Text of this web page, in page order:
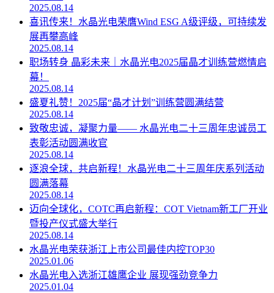
2025.08.14
喜讯传来！水晶光电荣膺Wind ESG A级评级，可持续发
展再攀高峰
2025.08.14
职场转身 晶彩未来｜水晶光电2025届晶才训练营燃情启
幕！
2025.08.14
盛夏礼赞！2025届“晶才计划”训练营圆满结营
2025.08.14
致敬忠诚，凝聚力量—— 水晶光电二十三周年忠诚员工
表彰活动圆满收官
2025.08.14
逐浪全球，共启新程！水晶光电二十三周年庆系列活动
圆满落幕
2025.08.14
迈向全球化，COTC再启新程：COT Vietnam新工厂开业
暨投产仪式盛大举行
2025.08.14
水晶光电荣获浙江上市公司最佳内控TOP30
2025.01.06
水晶光电入选浙江雄鹰企业 展现强劲竞争力
2025.01.04